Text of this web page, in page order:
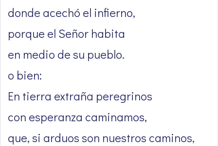
donde acechó el infierno,
porque el Señor habita
en medio de su pueblo.
o bien:
En tierra extraña peregrinos
con esperanza caminamos,
que, si arduos son nuestros caminos,